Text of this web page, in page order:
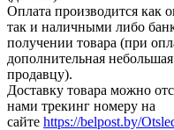
Оплата производится как
так и наличными либо
получении товара (при
дополнительная
продавцу).
Доставку товара можно
нами трекинг номеру на
сайте https://belpost.by/